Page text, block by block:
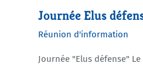
Journée Elus
Réunion d'information
Journée "Elus défense"